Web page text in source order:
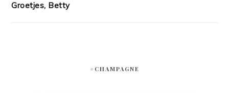
Groetjes, Betty
#CHAMPAGNE